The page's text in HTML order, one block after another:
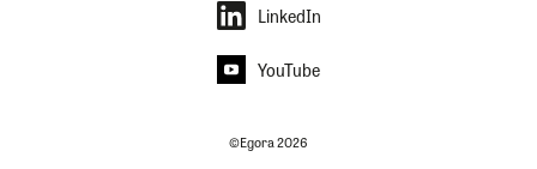
LinkedIn
YouTube
©Egora 2026